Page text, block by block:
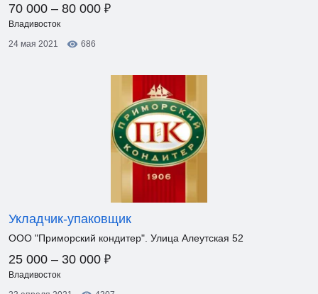
70 000 – 80 000 ₽
Владивосток
24 мая 2021
686
Укладчик-упаковщик
ООО "Приморский кондитер". Улица Алеутская 52
25 000 – 30 000 ₽
Владивосток